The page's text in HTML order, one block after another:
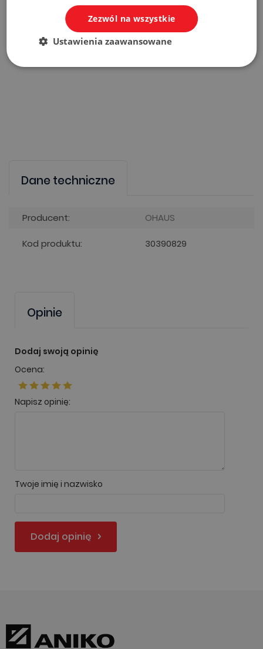
Laboratory Accreditation Cooperation (ILAC) na
stosowanie znaku ILAC MRA Mark. Więcej informacji na
ten temat oraz lista organizacji członkowskich znajduje
Dane techniczne
Producent: OHAUS
Kod produktu: 30390829
Opinie
Dodaj swoją opinię
Ocena:
Napisz opinię:
Twoje imię i nazwisko
Dodaj opinię
Zezwól na wszystkie
Ustawienia zaawansowane